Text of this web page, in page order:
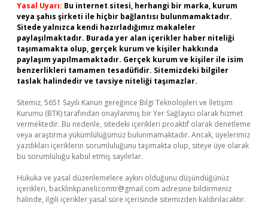
Yasal Uyarı: Bu internet sitesi, herhangi bir marka, kurum
veya şahıs şirketi ile hiçbir bağlantısı bulunmamaktadır.
Sitede yalnızca kendi hazırladığımız makaleler
paylaşılmaktadır. Burada yer alan içerikler haber niteliği
taşımamakta olup, gerçek kurum ve kişiler hakkında
paylaşım yapılmamaktadır. Gerçek kurum ve kişiler ile isim
benzerlikleri tamamen tesadüfidir. Sitemizdeki bilgiler
taslak halindedir ve tavsiye niteliği taşımazlar.
Sitemiz, 5651 Sayılı Kanun gereğince Bilgi Teknolojileri ve İletişim
Kurumu (BTK) tarafından onaylanmış bir Yer Sağlayıcı olarak hizmet
vermektedir. Bu nedenle, sitedeki içerikleri proaktif olarak denetleme
veya araştırma yükümlülüğümüz bulunmamaktadır. Ancak, üyelerimiz
yazdıkları içeriklerin sorumluluğunu taşımakta olup, siteye üye olarak
bu sorumluluğu kabul etmiş sayılırlar.
Hukuka ve yasal düzenlemelere aykırı olduğunu düşündüğünüz
içerikleri, backlinkpanelicomtr@gmail.com adresine bildirmeniz
halinde, ilgili içerikler yasal süre içerisinde sitemizden kaldırılacaktır.